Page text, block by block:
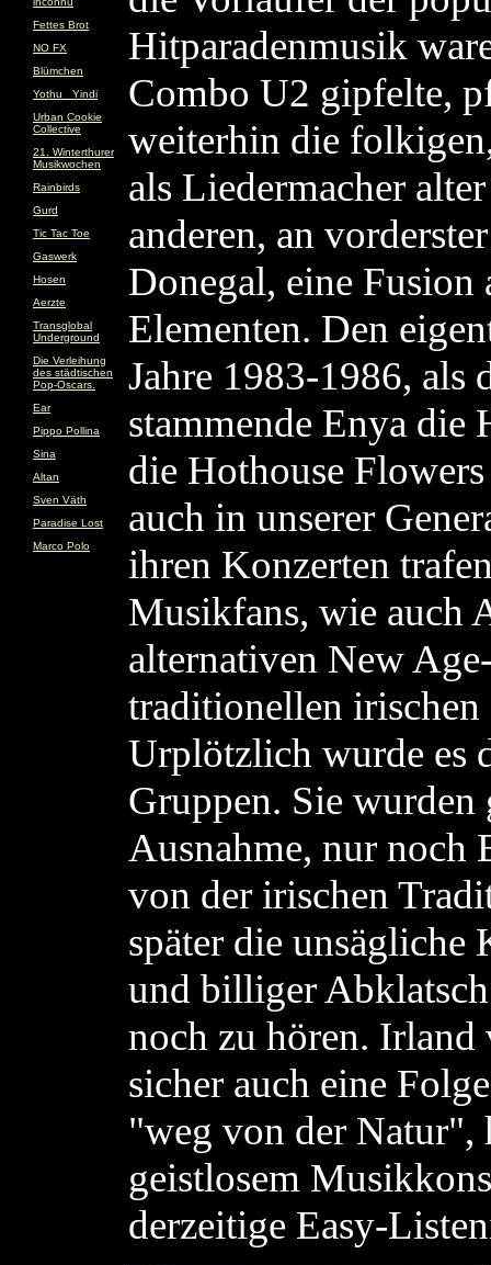
Fettes Brot
NO FX
Blümchen
Yothu _Yindi
Urban Cookie
Collective
21. Winterthurer
Musikwochen
Rainbirds
Gurd
Tic Tac Toe
Gaswerk
Hosen
Aerzte
Transglobal
Underground
Die Verleihung
des städtischen
Pop-Oscars.
Ear
Pippo Pollina
Sina
Altan
Sven Väth
Paradise Lost
Marco Polo
Hitparadenmusik
Combo U2 gipfelte,
weiterhin die
als Liedermacher
anderen, an
Donegal, eine Fusion
Elementen. Den
Jahre 1983-1986, als
stammende Enya die
die Hothouse
auch in unserer
ihren Konzerten
Musikfans, wie auch
alternativen New
traditionellen
Urplötzlich wurde es
Gruppen. Sie wurden
Ausnahme, nur noch
von der irischen
später die
und billiger
noch zu hören. Irland
sicher auch eine
"weg von der
geistlosem
derzeitige Easy-